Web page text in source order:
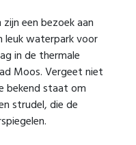
een bezoek aan
leuk waterpark voor
in de thermale
Moos. Vergeet niet
bekend staat om
strudel, die de